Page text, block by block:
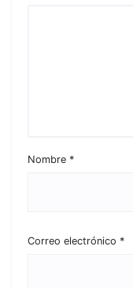
Nombre *
Correo electrónico *